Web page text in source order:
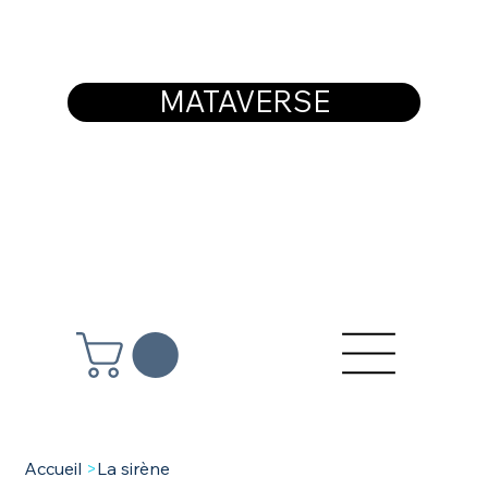
MATAVERSE
Accueil >La sirène